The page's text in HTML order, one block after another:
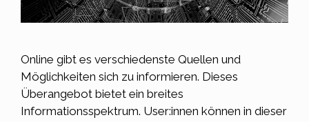
Online gibt es verschiedenste Quellen und
Möglichkeiten sich zu informieren. Dieses
Überangebot bietet ein breites
Informationsspektrum. User:innen können in dieser